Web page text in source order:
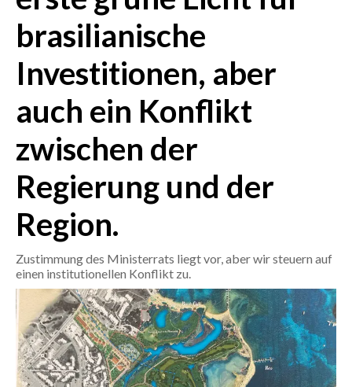
CRONACA
ITALIA
MONDO
POLITICA
ECONOMIA
SERVIZI ALLE IMPRESE
LAVORO
SPORT
RISULTATI E CLASSIFICHE
CALCIO
brasilianische
Investitionen, aber
auch ein Konflikt
zwischen der
Regierung und der
Region.
Zustimmung des Ministerrats liegt vor, aber wir steuern auf
einen institutionellen Konflikt zu.